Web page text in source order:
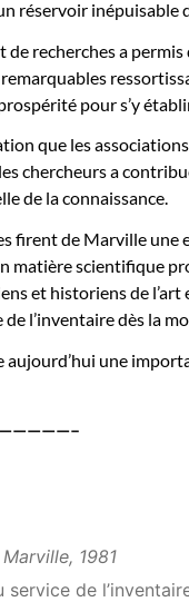
réservoir inépuisable
recherches a permis
pour s’y
que les
chercheurs a
de la connaissance.
firent de Marville
matière scientifique
et historiens de
l’inventaire dès la
aujourd’hui une
1981
de